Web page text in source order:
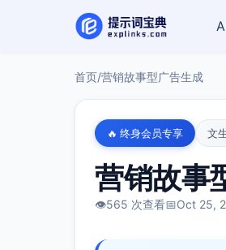
首页/营销故事型广告生成
🔥 终身会员专享 文
营销故事
👁️565 次查看📅Oct 25,